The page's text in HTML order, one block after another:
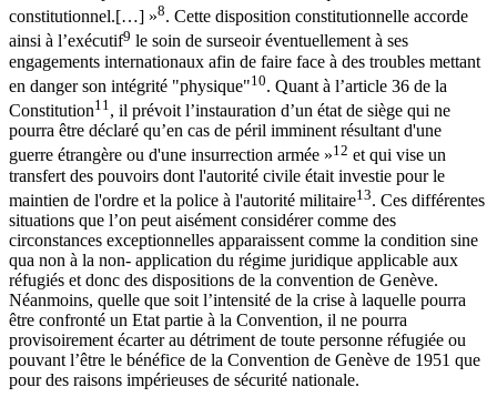
constitutionnel.[…] »8. Cette disposition constitutionnelle accorde
ainsi à l’exécutif9 le soin de surseoir éventuellement à ses
engagements internationaux afin de faire face à des troubles mettant
en danger son intégrité "physique"10. Quant à l’article 36 de la
Constitution11, il prévoit l’instauration d’un état de siège qui ne
pourra être déclaré qu’en cas de péril imminent résultant d'une
guerre étrangère ou d'une insurrection armée »12 et qui vise un
transfert des pouvoirs dont l'autorité civile était investie pour le
maintien de l'ordre et la police à l'autorité militaire13. Ces différentes
situations que l’on peut aisément considérer comme des
circonstances exceptionnelles apparaissent comme la condition sine
qua non à la non- application du régime juridique applicable aux
réfugiés et donc des dispositions de la convention de Genève.
Néanmoins, quelle que soit l’intensité de la crise à laquelle pourra
être confronté un Etat partie à la Convention, il ne pourra
provisoirement écarter au détriment de toute personne réfugiée ou
pouvant l’être le bénéfice de la Convention de Genève de 1951 que
pour des raisons impérieuses de sécurité nationale.